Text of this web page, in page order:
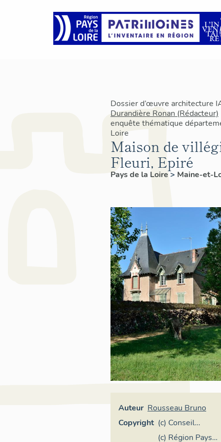
Dossier d’œuvre architecture
Durandière Ronan (Rédacteur)
enquête thématique
Loire
Maison de
Fleuri, Epiré
Pays de la Loire> Maine-et-
Auteur Rousseau Bruno
Copyright (c) Conseil
départemental
(c) Région Pays